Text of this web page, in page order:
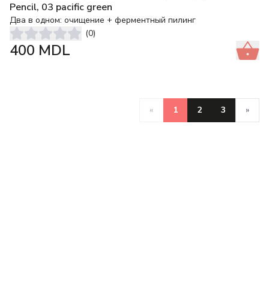
Pencil, 03 pacific green
Два в одном: очищение + ферментный пилинг
(0)
400 MDL
« 1 2 3 »